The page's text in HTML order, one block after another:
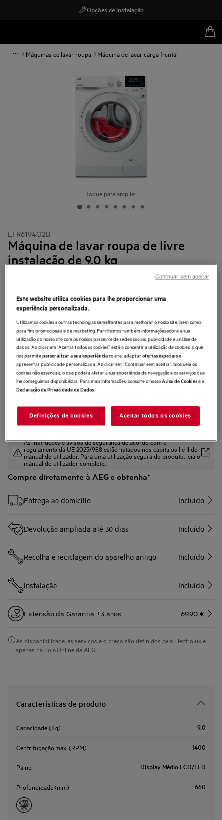
Opções de instalação
Máquinas de lavar roupa Máquina de lavar carga frontal
Toque para ampliar
LFR6194O2B
Máquina de lavar roupa de livre
instalação de 9.0 kg
4.5 (6)
Ficha de informação do produto
Benefícios
A máquina Série 6000 ProSense® reduz até 30%* o consumo de água e de
energia
Com ProSense®, cada ciclo é ajustado à carga
Para lavagem eficiente da roupa no menor espaço de tempo possível
As instruções e avisos de segurança de acordo com o
regulamento da UE 2023/988 estão listados nos capítulos I e II do
manual do utilizador. Para uma utilização segura do produto, leia o
manual do utilizador completo.
Compre diretamente à AEG e obtenha*
Entrega ao domicílio Incluído
Devolução ampliada até 30 dias Incluído
Recolha e reciclagem do aparelho antigo Incluído
Instalação Incluído
Extensão da Garantia +3 anos 69,90 €
As disponibilidade, as serviços e o preço são definidos pela Electrolux e
apenas na Loja Online da AEG.
Características de produto
Capacidade (Kg) 9.0
Centrifugação máx. (RPM) 1400
Painel Display Médio LCD/LED
Profundidade (mm) 660
Este website utiliza cookies para lhe proporcionar uma
experiência personalizada.
Utilizamos cookies e outras tecnologias semelhantes para melhorar o nosso site, bem como
para fins promocionais e de marketing. Partilhamos também informações sobre a sua
utilização do nosso site com os nossos parceiros de redes sociais, publicidade e análise de
dados. Ao clicar em "Aceitar todos os cookies”, está a consentir a utilização de cookies, o que
nos permitepersonalizar a sua experiênciano site, adaptarofertas especiaise
apresentar publicidade personalizada. Ao clicar em “Continuar sem aceitar”, bloqueia os
cookies não essenciais, o que poderá afetar a sua experiência de navegação e os serviços que
lhe conseguimos disponibilizar. Para mais informações, consulte o nossoAviso de Cookiese a
Declaração de Privacidade de Dados.
Definições de cookies Aceitar todos os cookies
Continuar sem aceitar